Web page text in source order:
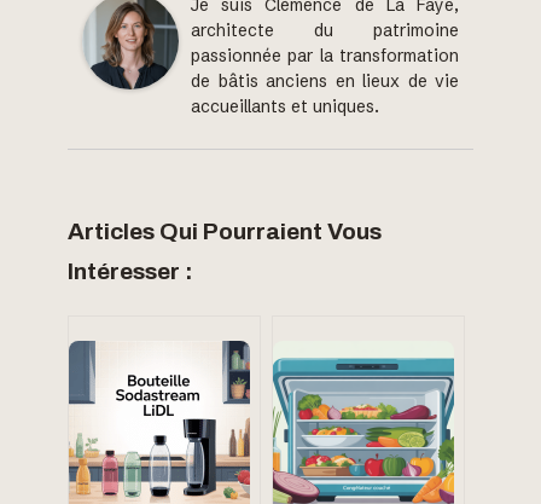
Je suis Clémence de La Faye,
architecte du patrimoine
passionnée par la transformation
de bâtis anciens en lieux de vie
accueillants et uniques.
Articles Qui Pourraient Vous
Intéresser :